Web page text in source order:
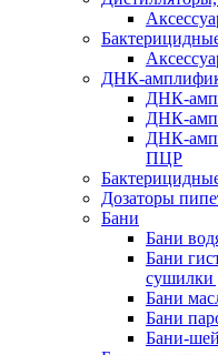
ДНК-
ДНК-
ДНК-
ДНК-
ПЦР
Дозаторы
Бани
Бани
Бани
сушилки
Бани
Бани
Бани-